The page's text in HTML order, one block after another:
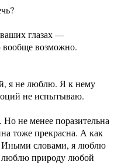
глазах —
вообще возможно.
я не люблю. Я к нему
не испытываю.
Но не менее поразительна
тоже прекрасна. А как
словами, я люблю
люблю природу любой